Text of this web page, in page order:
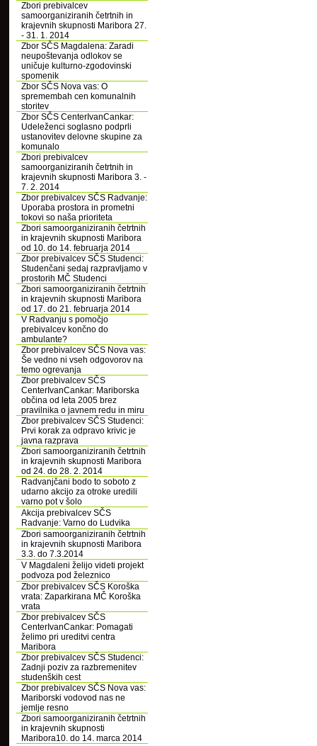
Zbori prebivalcev
samoorganiziranih četrtnih in
krajevnih skupnosti Maribora 27.
- 31. 1. 2014
Zbor SČS Magdalena: Zaradi
neupoštevanja odlokov se
uničuje kulturno-zgodovinski
spomenik
Zbor SČS Nova vas: O
spremembah cen komunalnih
storitev
Zbor SČS CenterIvanCankar:
Udeleženci soglasno podprli
ustanovitev delovne skupine za
komunalo
Zbori prebivalcev
samoorganiziranih četrtnih in
krajevnih skupnosti Maribora 3. -
7. 2. 2014
Zbor prebivalcev SČS Radvanje:
Uporaba prostora in prometni
tokovi so naša prioriteta
Zbori samoorganiziranih četrtnih
in krajevnih skupnosti Maribora
od 10. do 14. februarja 2014
Zbor prebivalcev SČS Studenci:
Studenčani sedaj razpravljamo v
prostorih MČ Studenci
Zbori samoorganiziranih četrtnih
in krajevnih skupnosti Maribora
od 17. do 21. februarja 2014
V Radvanju s pomočjo
prebivalcev končno do
ambulante?
Zbor prebivalcev SČS Nova vas:
Še vedno ni vseh odgovorov na
temo ogrevanja
Zbor prebivalcev SČS
CenterIvanCankar: Mariborska
občina od leta 2005 brez
pravilnika o javnem redu in miru
Zbor prebivalcev SČS Studenci:
Prvi korak za odpravo krivic je
javna razprava
Zbori samoorganiziranih četrtnih
in krajevnih skupnosti Maribora
od 24. do 28. 2. 2014
Radvanjčani bodo to soboto z
udarno akcijo za otroke uredili
varno pot v šolo
Akcija prebivalcev SČS
Radvanje: Varno do Ludvika
Zbori samoorganiziranih četrtnih
in krajevnih skupnosti Maribora
3.3. do 7.3.2014
V Magdaleni želijo videti projekt
podvoza pod železnico
Zbor prebivalcev SČS Koroška
vrata: Zaparkirana MČ Koroška
vrata
Zbor prebivalcev SČS
CenterIvanCankar: Pomagati
želimo pri ureditvi centra
Maribora
Zbor prebivalcev SČS Studenci:
Zadnji poziv za razbremenitev
studenških cest
Zbor prebivalcev SČS Nova vas:
Mariborski vodovod nas ne
jemlje resno
Zbori samoorganiziranih četrtnih
in krajevnih skupnosti
Maribora10. do 14. marca 2014